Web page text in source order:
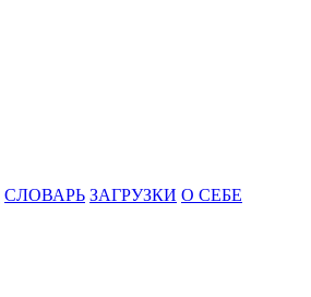
СЛОВАРЬ ЗАГРУЗКИ О СЕБЕ